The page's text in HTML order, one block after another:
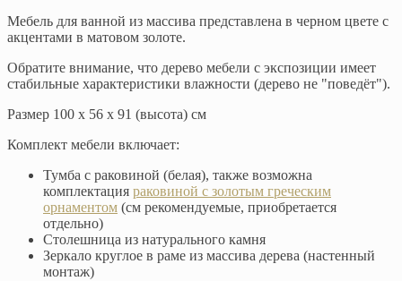
Мебель для ванной из массива представлена в черном цвете с
акцентами в матовом золоте.
Обратите внимание, что дерево мебели с экспозиции имеет
стабильные характеристики влажности (дерево не "поведёт").
Размер 100 х 56 х 91 (высота) см
Комплект мебели включает:
Тумба с раковиной (белая), также возможна
комплектация раковиной с золотым греческим
орнаментом (см рекомендуемые, приобретается
отдельно)
Столешница из натурального камня
Зеркало круглое в раме из массива дерева (настенный
монтаж)